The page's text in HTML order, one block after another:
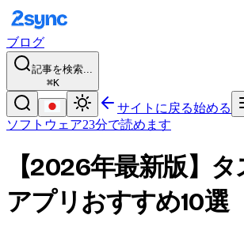
ブログ
記事を検索...
⌘K
サイトに戻る始める
ソフトウェア23分で読めます
【2026年最新版】
アプリおすすめ10選